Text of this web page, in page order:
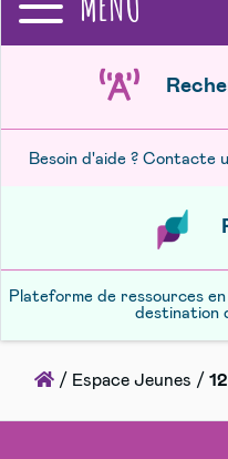
Besoin d'aide ? Contacte
Plateforme de ressources
destination
Accueil
/ Espace Jeunes /